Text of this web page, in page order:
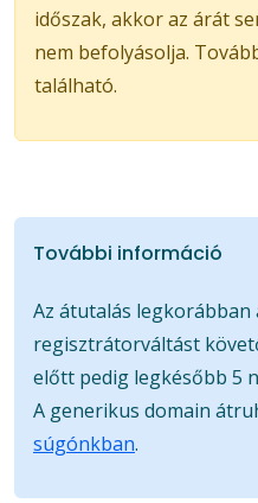
időszak, akkor az árát
nem befolyásolja.
található.
További információ
Az átutalás
regisztrátorváltást
előtt pedig legkésőbb 5
A generikus domain
súgónkban.